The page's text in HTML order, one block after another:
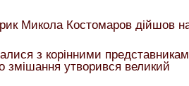
Микола Костомаров дійшов
з корінними
змішання утворився великий